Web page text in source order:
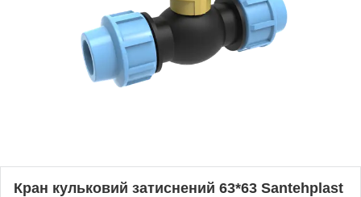
Кран кульковий затиснений 63*63 Santehplast